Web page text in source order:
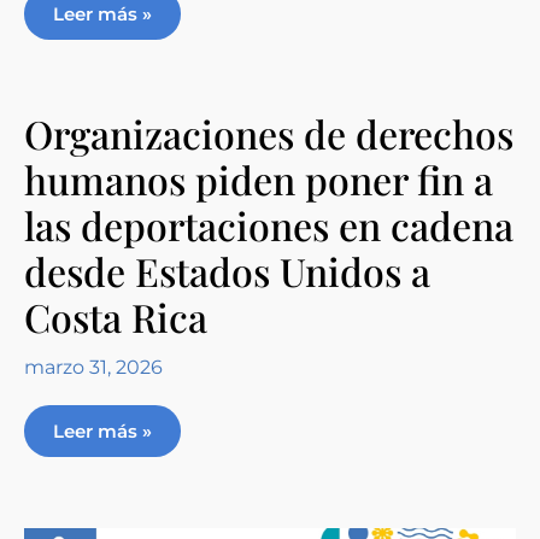
Leer más »
Organizaciones de derechos
humanos piden poner fin a
las deportaciones en cadena
desde Estados Unidos a
Costa Rica
marzo 31, 2026
Leer más »